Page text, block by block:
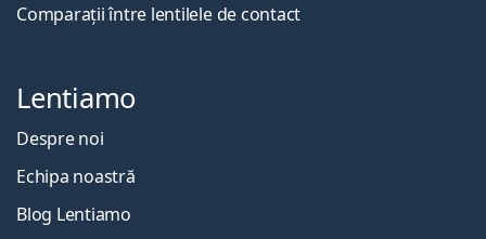
Comparații între lentilele de contact
Lentiamo
Despre noi
Echipa noastră
Blog Lentiamo